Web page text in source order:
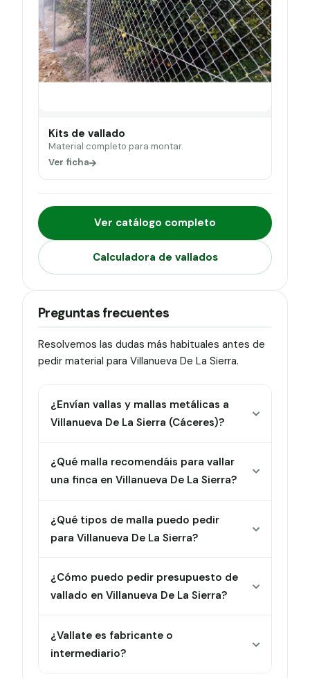
Kits de vallado
Material completo para montar.
Ver ficha
Ver catálogo completo
Calculadora de vallados
Preguntas frecuentes
Resolvemos las dudas más habituales antes de
pedir material para Villanueva De La Sierra.
¿Envían vallas y mallas metálicas a
Villanueva De La Sierra (Cáceres)?
¿Qué malla recomendáis para vallar
una finca en Villanueva De La Sierra?
¿Qué tipos de malla puedo pedir
para Villanueva De La Sierra?
¿Cómo puedo pedir presupuesto de
vallado en Villanueva De La Sierra?
¿Vallate es fabricante o
intermediario?